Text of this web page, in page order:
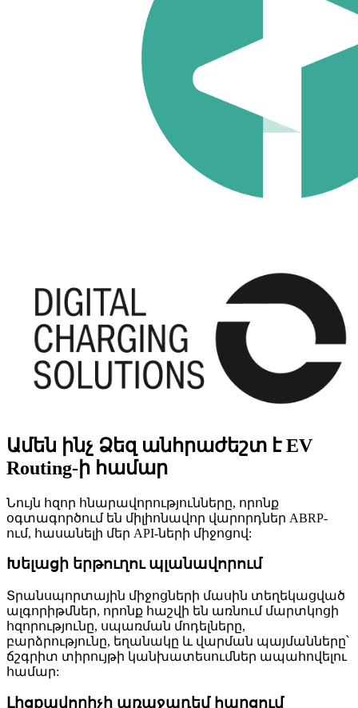
Ամեն ինչ Ձեզ անհրաժեշտ է EV
Routing-ի համար
Նույն հզոր հնարավորությունները, որոնք
օգտագործում են միլիոնավոր վարորդներ ABRP-
ում, հասանելի մեր API-ների միջոցով:
Խելացի երթուղու պլանավորում
Տրանսպորտային միջոցների մասին տեղեկացված
ալգորիթմներ, որոնք հաշվի են առնում մարտկոցի
հզորությունը, սպառման մոդելները,
բարձրությունը, եղանակը և վարման պայմանները՝
ճշգրիտ տիրույթի կանխատեսումներ ապահովելու
համար:
Լիցքավորիչի առաջադեմ հարցում